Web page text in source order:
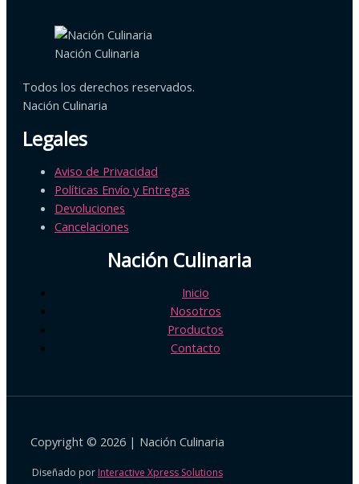
Nación Culinaria
Todos los derechos reservados.
Nación Culinaria
Legales
Aviso de Privacidad
Políticas Envío y Entregas
Devoluciones
Cancelaciones
Nación Culinaria
Inicio
Nosotros
Productos
Contacto
Copyright © 2026 | Nación Culinaria
Diseñado por Interactive Xpress Solutions